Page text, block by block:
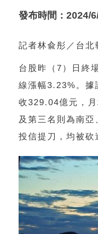
發布時間：2024/
記者林兪彤／台北
台股昨（ 7 ）日終
線漲幅3.23% 。據
收329.04億元，
及第三名則為南
投信提刀，均被砍